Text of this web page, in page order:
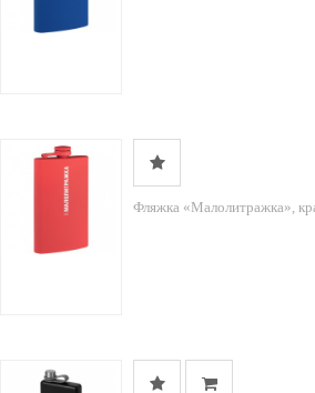
Фляжка «Малолитражка»,